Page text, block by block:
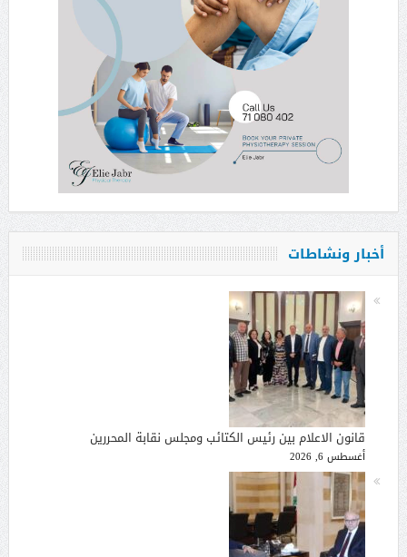
أخبار ونشاطات
قانون الاعلام بين رئيس الكتائب ومجلس نقابة المحررين
أغسطس 6, 2026